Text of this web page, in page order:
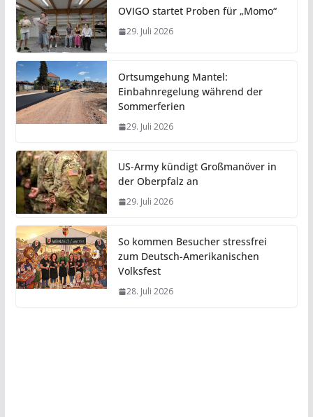
OVIGO startet Proben für „Momo“
29. Juli 2026
Ortsumgehung Mantel:
Einbahnregelung während der
Sommerferien
29. Juli 2026
US-Army kündigt Großmanöver in
der Oberpfalz an
29. Juli 2026
So kommen Besucher stressfrei
zum Deutsch-Amerikanischen
Volksfest
28. Juli 2026